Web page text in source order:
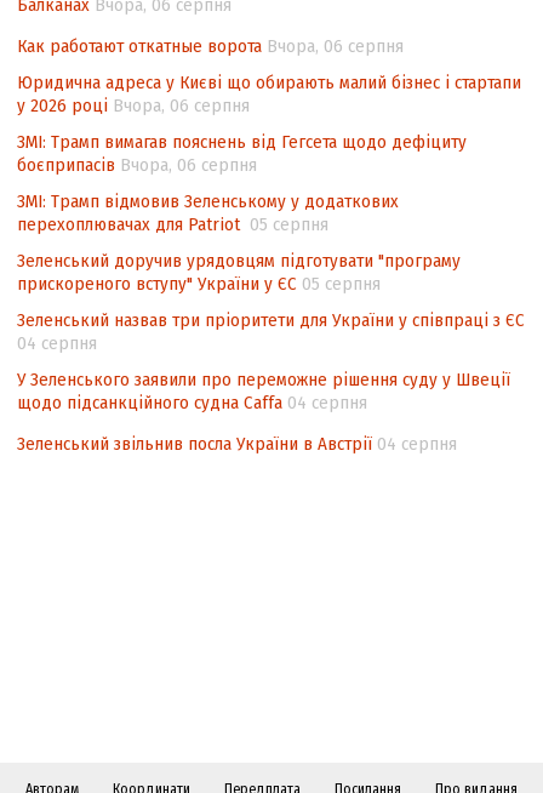
Аналіз виборчого законодавства щодо
невизначеності механізму повторного
підрахунку голосів виборців
Інформаційна безпека суспільства
Балканах Вчора, 06 серпня
Как работают откатные ворота Вчора, 06 серпня
Юридична адреса у Києві що обирають малий бізнес і стартапи
у 2026 році Вчора, 06 серпня
ЗМІ: Трамп вимагав пояснень від Гегсета щодо дефіциту
боєприпасів Вчора, 06 серпня
ЗМІ: Трамп відмовив Зеленському у додаткових
перехоплювачах для Patriot 05 серпня
Зеленський доручив урядовцям підготувати "програму
прискореного вступу" України у ЄС 05 серпня
Зеленський назвав три пріоритети для України у співпраці з ЄС
04 серпня
У Зеленського заявили про переможне рішення суду у Швеції
щодо підсанкційного судна Caffa 04 серпня
Зеленський звільнив посла України в Австрії 04 серпня
Авторам Координати Передплата Посилання Про видання